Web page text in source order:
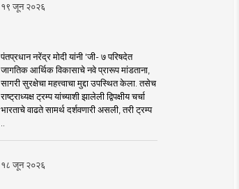
१९ जून २०२६
पंतप्रधान नरेंद्र मोदी यांनी 'जी- ७ परिषदेत
जागतिक आर्थिक विकासाचे नवे प्रारूप मांडताना,
सागरी सुरक्षेचा महत्त्वाचा मुद्दा उपस्थित केला. तसेच
राष्ट्राध्यक्ष ट्रम्प यांच्याशी झालेली द्विपक्षीय चर्चा
भारताचे वाढते सामर्थ दर्शवणारी असली, तरी ट्रम्प
१८ जून २०२६